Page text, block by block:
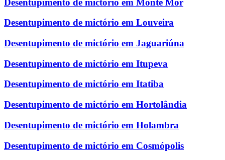
Desentupimento de mictório em Louveira
Desentupimento de mictório em Jaguariúna
Desentupimento de mictório em Itupeva
Desentupimento de mictório em Itatiba
Desentupimento de mictório em Hortolândia
Desentupimento de mictório em Holambra
Desentupimento de mictório em Cosmópolis